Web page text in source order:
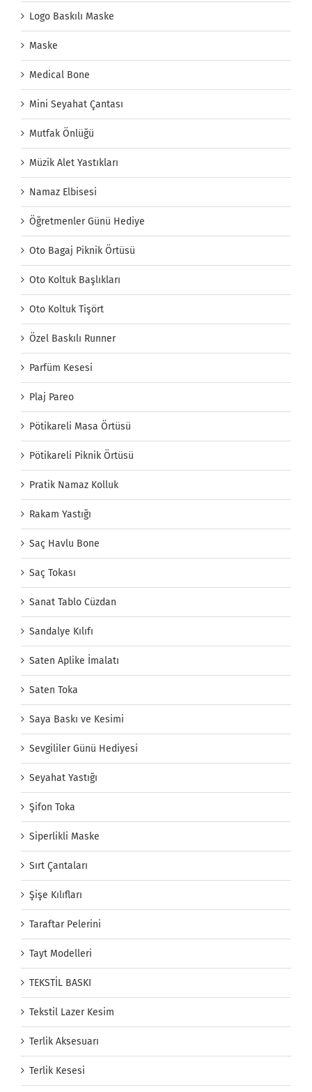
Logo Baskılı Maske
Maske
Medical Bone
Mini Seyahat Çantası
Mutfak Önlüğü
Müzik Alet Yastıkları
Namaz Elbisesi
Öğretmenler Günü Hediye
Oto Bagaj Piknik Örtüsü
Oto Koltuk Başlıkları
Oto Koltuk Tişört
Özel Baskılı Runner
Parfüm Kesesi
Plaj Pareo
Pötikareli Masa Örtüsü
Pötikareli Piknik Örtüsü
Pratik Namaz Kolluk
Rakam Yastığı
Saç Havlu Bone
Saç Tokası
Sanat Tablo Cüzdan
Sandalye Kılıfı
Saten Aplike İmalatı
Saten Toka
Saya Baskı ve Kesimi
Sevgililer Günü Hediyesi
Seyahat Yastığı
Şifon Toka
Siperlikli Maske
Sırt Çantaları
Şişe Kılıfları
Taraftar Pelerini
Tayt Modelleri
TEKSTİL BASKI
Tekstil Lazer Kesim
Terlik Aksesuarı
Terlik Kesesi